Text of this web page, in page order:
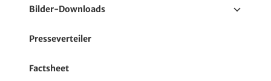
Bilder-Downloads
Terrassen- / Balkonmarkisen
Fenster- und Senkrecht-Markisen
Presseverteiler
Factsheet